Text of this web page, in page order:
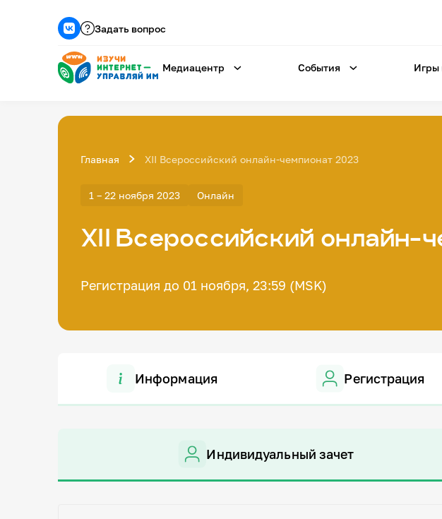
Задать вопрос
Медиацентр События Игры
Главная XII Всероссийский онлайн-чемпионат 2023
1 – 22 ноября 2023 Онлайн
XII Всероссийский онлайн-
Регистрация до 01 ноября, 23:59 (MSK)
Информация Регистрация
Индивидуальный зачет